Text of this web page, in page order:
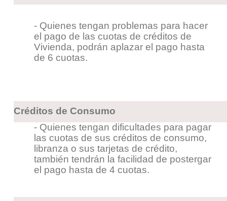
- Quienes tengan problemas para hacer
el pago de las cuotas de créditos de
Vivienda, podrán aplazar el pago hasta
de 6 cuotas.
Créditos de Consumo
- Quienes tengan dificultades para pagar
las cuotas de sus créditos de consumo,
libranza o sus tarjetas de crédito,
también tendrán la facilidad de postergar
el pago hasta de 4 cuotas.